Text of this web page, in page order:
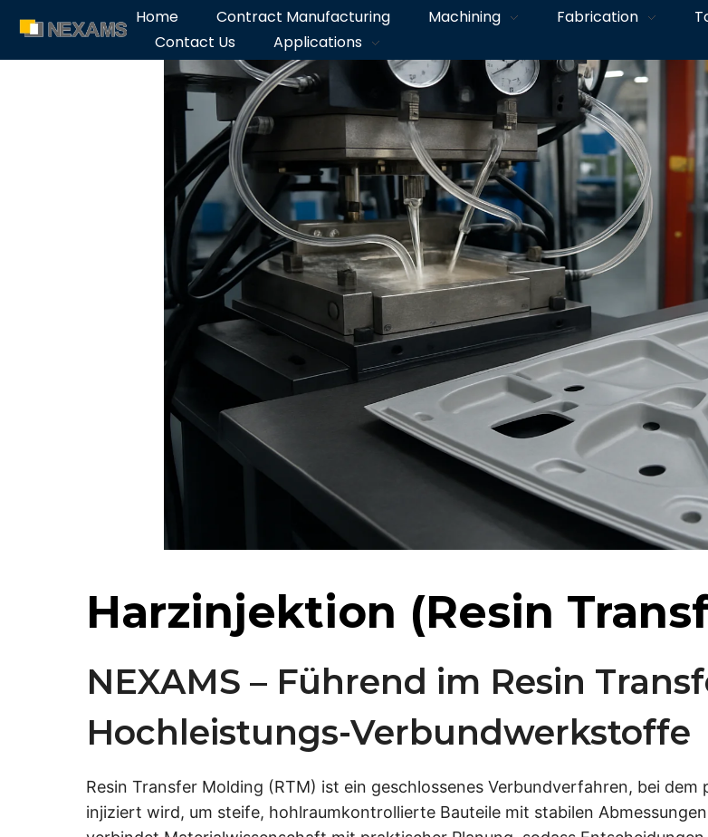
NEXAMS
Home Contract Manufacturing Machining Fabrication
Contact Us
Applications
Harzinjektion (Resin
NEXAMS – Führend im Resin
Hochleistungs-Verbundwerkstoffe
Resin Transfer Molding (RTM) ist ein geschlossenes Verbundverfahren, bei
injiziert wird, um steife, hohlraumkontrollierte Bauteile mit stabilen